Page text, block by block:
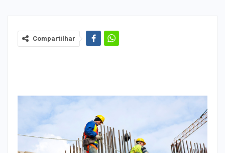
Compartilhar